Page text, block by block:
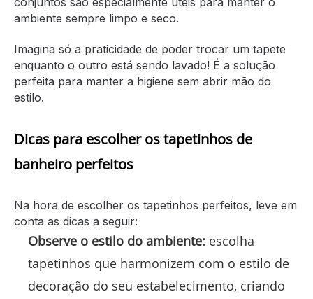
ambiente sempre limpo e seco.
Imagina só a praticidade de poder trocar um tapete
enquanto o outro está sendo lavado! É a solução
perfeita para manter a higiene sem abrir mão do
estilo.
Dicas para escolher os tapetinhos de
banheiro perfeitos
Na hora de escolher os tapetinhos perfeitos, leve em
conta as dicas a seguir:
Observe o estilo do ambiente: escolha
tapetinhos que harmonizem com o estilo de
decoração do seu estabelecimento, criando